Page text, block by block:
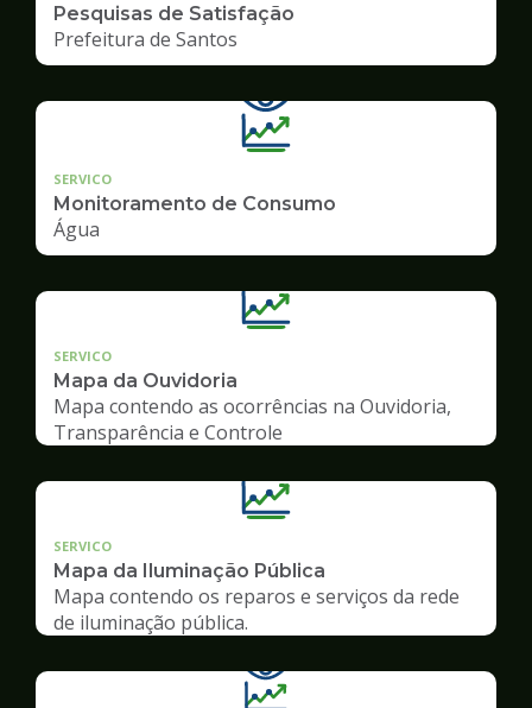
Pesquisas de Satisfação
Prefeitura de Santos
SERVICO
Monitoramento de Consumo
Água
SERVICO
Mapa da Ouvidoria
Mapa contendo as ocorrências na Ouvidoria,
Transparência e Controle
SERVICO
Mapa da Iluminação Pública
Mapa contendo os reparos e serviços da rede
de iluminação pública.
Ilustração